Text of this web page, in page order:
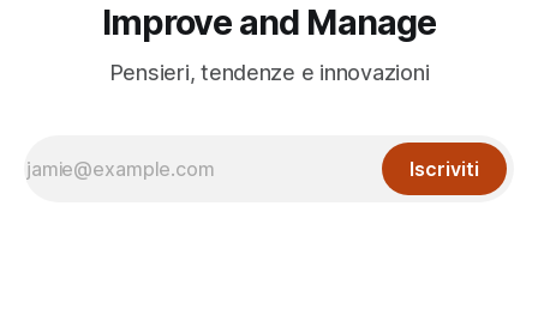
Improve and Manage
Pensieri, tendenze e innovazioni
Iscriviti